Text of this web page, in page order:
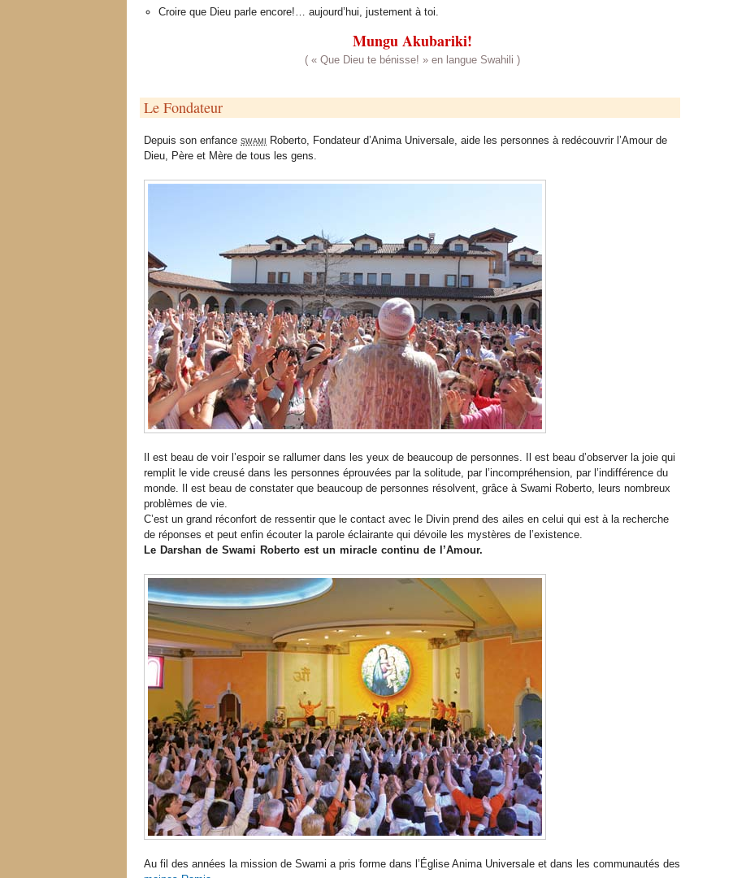
Croire que Dieu parle encore!… aujourd’hui, justement à toi.
Mungu Akubariki!
( « Que Dieu te bénisse! » en langue Swahili )
Le Fondateur
Depuis son enfance swami Roberto, Fondateur d’Anima Universale, aide les personnes à redécouvrir l’Amour de
Dieu, Père et Mère de tous les gens.
Il est beau de voir l’espoir se rallumer dans les yeux de beaucoup de personnes. Il est beau d’observer la joie qui
remplit le vide creusé dans les personnes éprouvées par la solitude, par l’incompréhension, par l’indifférence du
monde. Il est beau de constater que beaucoup de personnes résolvent, grâce à Swami Roberto, leurs nombreux
problèmes de vie.
C’est un grand réconfort de ressentir que le contact avec le Divin prend des ailes en celui qui est à la recherche
de réponses et peut enfin écouter la parole éclairante qui dévoile les mystères de l’existence.
Le Darshan de Swami Roberto est un miracle continu de l’Amour.
Au fil des années la mission de Swami a pris forme dans l’Église Anima Universale et dans les communautés des